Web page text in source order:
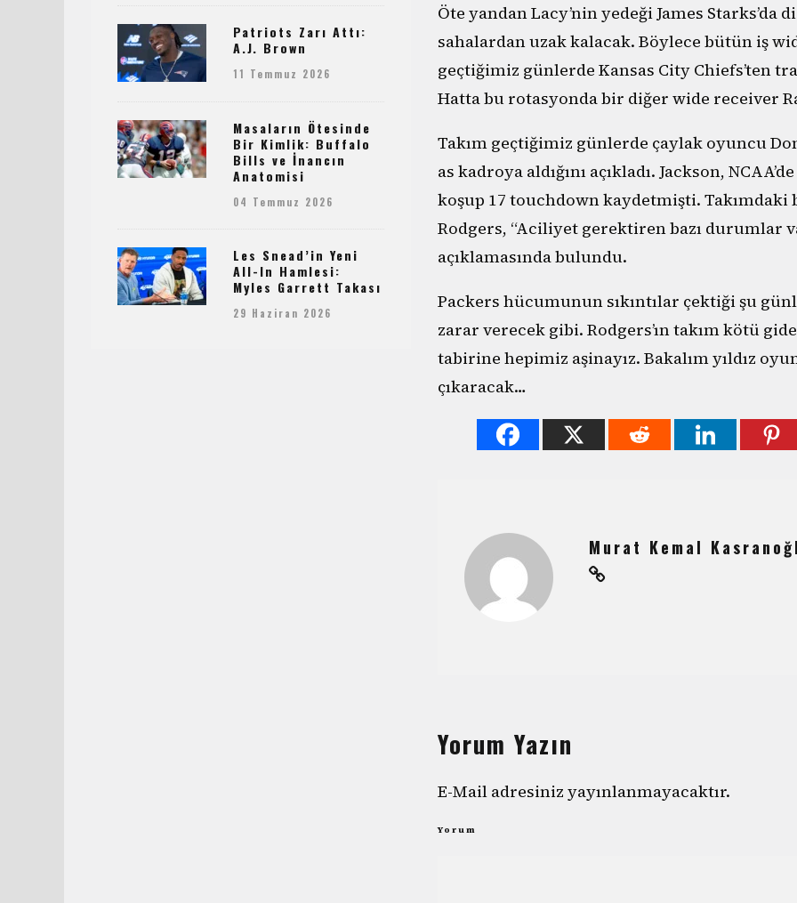
Öte yandan Lacy’nin yedeği James
sahalardan uzak kalacak. Böylece bütün iş
geçtiğimiz günlerde Kansas City Chiefs’ten
Hatta bu rotasyonda bir diğer wide receiver
Takım geçtiğimiz günlerde çaylak oyuncu
as kadroya aldığını açıkladı. Jackson,
koşup 17 touchdown kaydetmişti. Takımdaki
Rodgers, “Aciliyet gerektiren bazı durumlar
açıklamasında bulundu.
Packers hücumunun sıkıntılar çektiği şu
zarar verecek gibi. Rodgers’ın takım kötü
tabirine hepimiz aşinayız. Bakalım yıldız
çıkaracak…
Murat Kemal
Yorum Yazın
E-Mail adresiniz yayınlanmayacaktır.
Yorum
Patriots Zarı Attı:
A.J. Brown
11 Temmuz 2026
Masaların Ötesinde
Bir Kimlik: Buffalo
Bills ve İnancın
Anatomisi
04 Temmuz 2026
Les Snead’in Yeni
All-In Hamlesi:
Myles Garrett Takası
29 Haziran 2026